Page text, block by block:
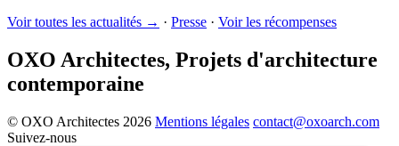
Voir toutes les actualités → · Presse · Voir les récompenses
OXO Architectes, Projets d'architecture
contemporaine
© OXO Architectes 2026 Mentions légales contact@oxoarch.com
Suivez-nous